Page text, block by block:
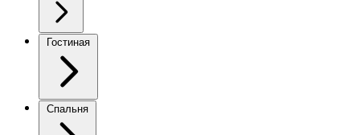
Гостиная
Спальня